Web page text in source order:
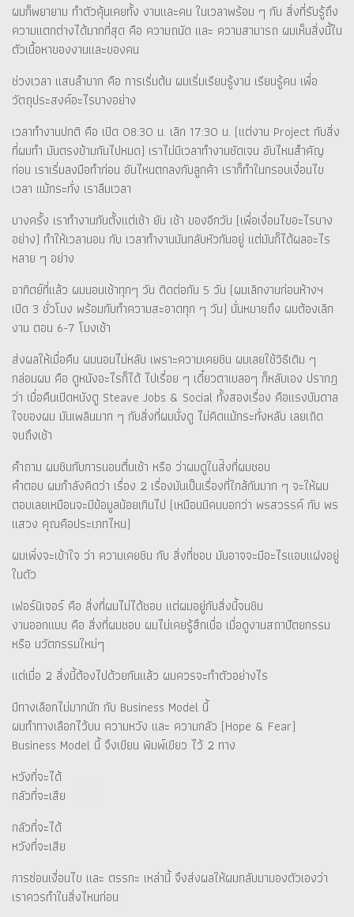
ผมก็พยายาม ทำตัวคุ้นเคยทั้ง งานและคน ในเวลาพร้อม ๆ กัน สิ่งที่รับรู้ถึง
ความแตกต่างได้มากที่สุด คือ ความถนัด และ ความสามารถ ผมเห็นสิ่งนี้ใน
ตัวเนื้อหาของงานและของคน
ช่วงเวลา แสนลำบาก คือ การเริ่มต้น ผมเริ่มเรียนรู้งาน เรียนรู้คน เพื่อ
วัตถุประสงค์อะไรบางอย่าง
เวลาทำงานปกติ คือ เปิด 08:30 น. เลิก 17:30 น. (แต่งาน Project กับสิ่ง
ที่ผมทำ มันตรงข้ามกันไปหมด) เราไม่มีเวลาทำงานชัดเจน อันไหนสำคัญ
ก่อน เราเริ่มลงมือทำก่อน อันไหนตกลงกับลูกค้า เราก็ทำในกรอบเงื่อนไข
เวลา แม้กระทั่ง เราลืมเวลา
บางครั้ง เราทำงานกันตั้งแต่เช้า ยัน เช้า ของอีกวัน (เพื่อเงื่อนไขอะไรบาง
อย่าง) ทำให้เวลานอน กับ เวลาทำงานมันกลับหัวกันอยู่ แต่มันก็ได้ผลอะไร
หลาย ๆ อย่าง
อาทิตย์ที่แล้ว ผมนอนเช้าทุกๆ วัน ติดต่อกัน 5 วัน (ผมเลิกงานก่อนห้างฯ
เปิด 3 ชั่วโมง พร้อมกับทำความสะอาดทุก ๆ วัน) นั่นหมายถึง ผมต้องเลิก
งาน ตอน 6-7 โมงเช้า
ส่งผลให้เมื่อคืน ผมนอนไม่หลับ เพราะความเคยชิน ผมเลยใช้วิธีเดิม ๆ
กล่อมผม คือ ดูหนังอะไรก็ได้ ไปเรื่อย ๆ เดี๋ยวตาเบลอๆ ก็หลับเอง ปรากฎ
ว่า เมื่อคืนเปิดหนังดู Steave Jobs & Social ทั้งสองเรื่อง คือแรงบันดาล
ใจของผม มันเพลินมาก ๆ กับสิ่งที่ผมนั่งดู ไม่คิดแม้กระทั่งหลับ เลยเถิด
จนถึงเช้า
คำถาม ผมชินกับการนอนตื่นเช้า หรือ ว่าผมดูในส่ิงที่ผมชอบ
คำตอบ ผมกำลังคิดว่า เรื่อง 2 เรื่องมันเป็นเรื่องที่ใกล้กันมาก ๆ จะให้ผม
ตอบเลยเหมือนจะมีข้อมูลน้อยเกินไป (เหมือนมีคนบอกว่า พรสวรรค์ กับ พร
แสวง คุณคือประเภทไหน)
ผมเพิ่งจะเข้าใจ ว่า ความเคยชิน กับ สิ่งที่ชอบ มันอาจจะมีอะไรแอบแฝงอยู่
ในตัว
เฟอร์นิเจอร์ คือ สิ่งที่ผมไม่ได้ชอบ แต่ผมอยู่กับสิ่งนี้จนชิน
งานออกแบบ คือ สิ่งที่ผมชอบ ผมไม่เคยรู้สึกเบื่อ เมื่อดูงานสถาปัตยกรรม
หรือ นวัตกรรมใหม่ๆ
แต่เมื่อ 2 สิ่งนี้ต้องไปด้วยกันแล้ว ผมควรจะทำตัวอย่างไร
มีทางเลือกไม่มากนัก กับ Business Model นี้
ผมทำทางเลือกไว้บน ความหวัง และ ความกลัว (Hope & Fear)
Business Model นี้ จึงเขียน พิมพ์เขียว ไว้ 2 ทาง
หวังที่จะได้
กลัวที่จะเสีย
กลัวที่จะได้
หวังที่จะเสีย
การซ่อนเงื่อนไข และ ตรรกะ เหล่านี้ จึงส่งผลให้ผมกลับมามองตัวเองว่า
เราควรทำในสิ่งไหนก่อน